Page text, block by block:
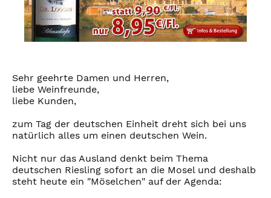
Sehr geehrte Damen und Herren,
liebe Weinfreunde,
liebe Kunden,
zum Tag der deutschen Einheit dreht sich bei uns
natürlich alles um einen deutschen Wein.
Nicht nur das Ausland denkt beim Thema
deutschen Riesling sofort an die Mosel und deshalb
steht heute ein "Möselchen" auf der Agenda: